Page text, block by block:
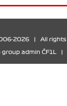
2026 All
admin ČF1L